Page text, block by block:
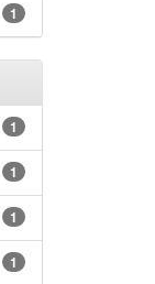
1
1
1
1
1